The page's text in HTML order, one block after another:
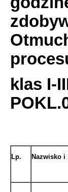
klas I-
Lp. Nazwisko i